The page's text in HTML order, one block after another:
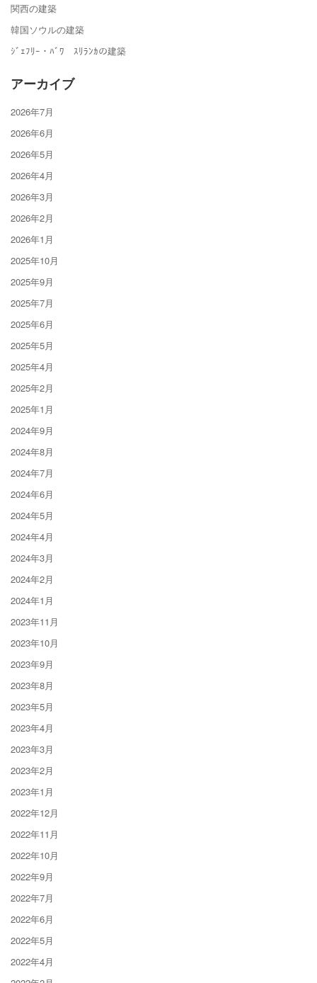
関西の建築
韓国ソウルの建築
ｼﾞｪﾌﾘｰ・ﾊﾞﾜ ｽﾘﾗﾝｶの建築
アーカイブ
2026年7月
2026年6月
2026年5月
2026年4月
2026年3月
2026年2月
2026年1月
2025年10月
2025年9月
2025年7月
2025年6月
2025年5月
2025年4月
2025年2月
2025年1月
2024年9月
2024年8月
2024年7月
2024年6月
2024年5月
2024年4月
2024年3月
2024年2月
2024年1月
2023年11月
2023年10月
2023年9月
2023年8月
2023年5月
2023年4月
2023年3月
2023年2月
2023年1月
2022年12月
2022年11月
2022年10月
2022年9月
2022年7月
2022年6月
2022年5月
2022年4月